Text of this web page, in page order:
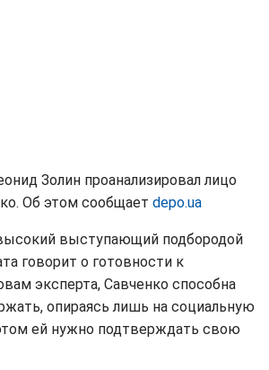
Золин проанализировал лицо
Об этом сообщает depo.ua
выступающий подбородой
говорит о готовности к
эксперта, Савченко способна
опираясь лишь на социальную
ей нужно подтверждать свою